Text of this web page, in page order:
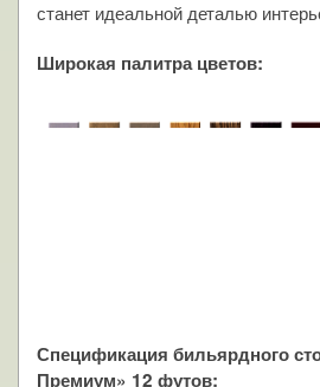
станет идеальной деталью
Широкая палитра цветов:
Спецификация бильярдного
Премиум» 12 футов: